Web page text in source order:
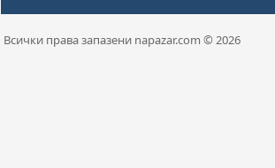
Всички права запазени napazar.com © 2026